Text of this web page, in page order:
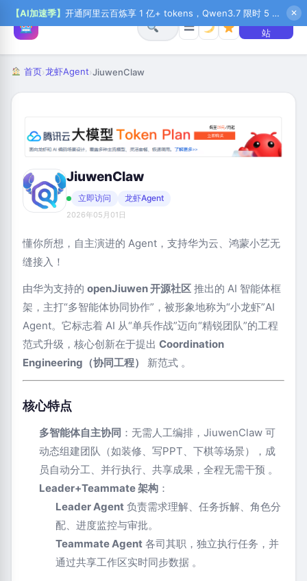
【AI加速季】 开通阿里云百炼享 1 亿+ tokens，Qwen3.7 限时 5 折起，秒悟新注送 1 万积分，加入 OPC 赢百万助力金，QoderWork CN 首月 0 元 ✕
☰
+ 提交网
站
首页›龙虾Agent›JiuwenClaw
JiuwenClaw
立即访问 龙虾Agent
2026年05月01日
懂你所想，自主演进的 Agent，支持华为云、鸿蒙小艺无
缝接入！
由华为支持的 ‌ openJiuwen 开源社区 ‌ 推出的 AI 智能体框
架，主打“多智能体协同协作”，被形象地称为“小龙虾”AI
Agent。它标志着 AI 从“单兵作战”迈向“精锐团队”的工程
范式升级，核心创新在于提出 ‌ Coordination
Engineering（协同工程）
‌ 新范式 ‌‌ 。
核心特点
多智能体自主协同 ‌：无需人工编排，JiuwenClaw 可
动态组建团队（如装修、写PPT、下棋等场景），成
员自动分工、并行执行、共享成果，全程无需干预 ‌‌ 。
Leader+Teammate 架构 ‌：
Leader Agent ‌ 负责需求理解、任务拆解、角色分
配、进度监控与审批。
Teammate Agent ‌ 各司其职，独立执行任务，并
通过共享工作区实时同步数据 ‌‌ 。